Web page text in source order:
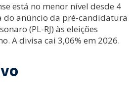
está no menor nível desde 4
do anúncio da pré-candidatura
(PL-RJ) às eleições
A divisa cai 3,06% em 2026.